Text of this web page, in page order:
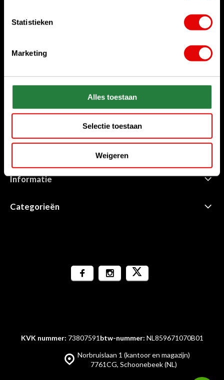
Statistieken
Marketing
Alles toestaan
Selectie toestaan
Weigeren
Start chat
Stuur ons een e-mail
sales@golfdriver.nl
Informatie
Categorieën
Norbruislaan 1 (kantoor en magazijn)
7761CG, Schoonebeek (NL)
KVK nummer: 73807591 btw-nummer: NL859671070B01